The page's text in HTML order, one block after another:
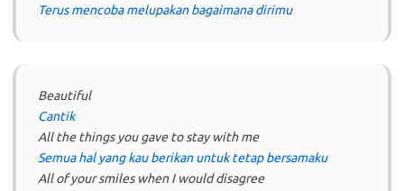
Terus mencoba melupakan bagaimana dirimu
Beautiful
Cantik
All the things you gave to stay with me
Semua hal yang kau berikan untuk tetap bersamaku
All of your smiles when I would disagree